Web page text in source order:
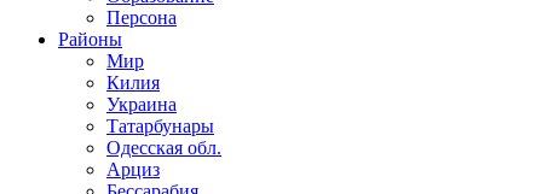
Персона
Районы
Мир
Килия
Украина
Татарбунары
Одесская обл.
Арциз